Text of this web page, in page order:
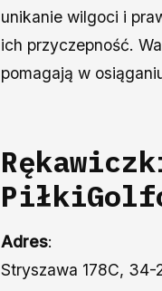
unikanie wilgoci i
ich przyczepność.
pomagają w
Adres:
Stryszawa 178C, 34-